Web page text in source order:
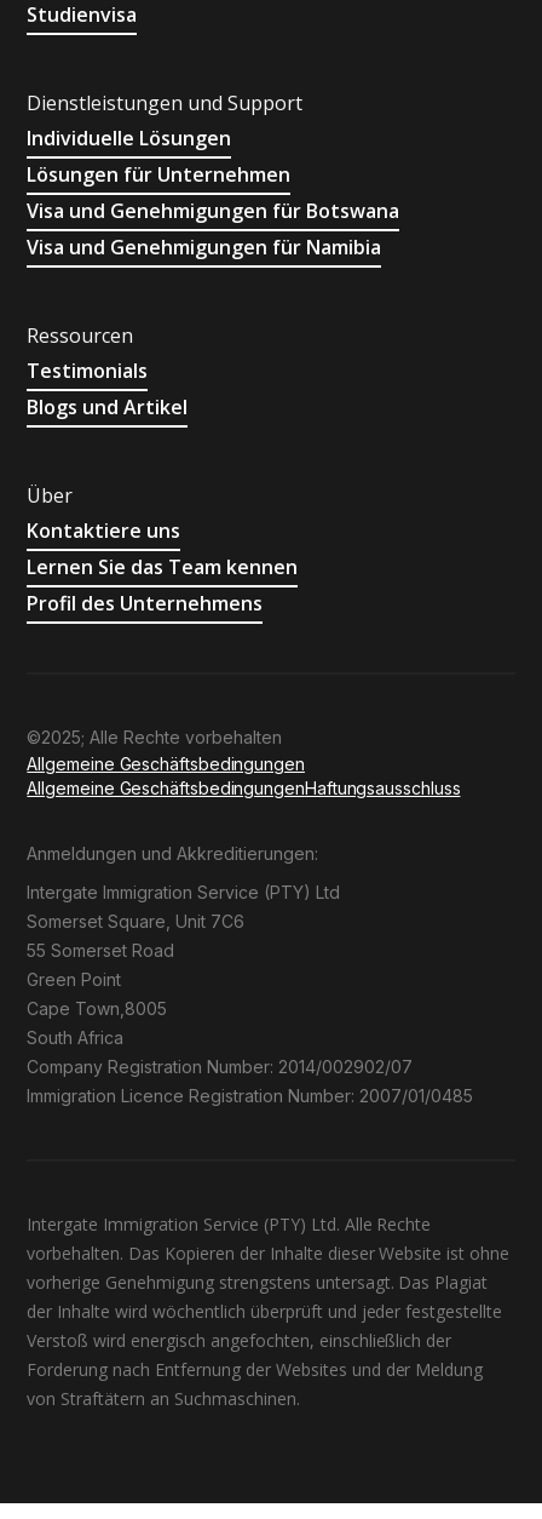
Studienvisa
Dienstleistungen und Support
Individuelle Lösungen
Lösungen für Unternehmen
Visa und Genehmigungen für Botswana
Visa und Genehmigungen für Namibia
Ressourcen
Testimonials
Blogs und Artikel
Über
Kontaktiere uns
Lernen Sie das Team kennen
Profil des Unternehmens
©2025; Alle Rechte vorbehalten
Allgemeine Geschäftsbedingungen
Allgemeine GeschäftsbedingungenHaftungsausschluss
Anmeldungen und Akkreditierungen:
Intergate Immigration Service (PTY) Ltd
Somerset Square, Unit 7C6
55 Somerset Road
Green Point
Cape Town,8005
South Africa
Company Registration Number: 2014/002902/07
Immigration Licence Registration Number: 2007/01/0485
Intergate Immigration Service (PTY) Ltd. Alle Rechte
vorbehalten. Das Kopieren der Inhalte dieser Website ist ohne
vorherige Genehmigung strengstens untersagt. Das Plagiat
der Inhalte wird wöchentlich überprüft und jeder festgestellte
Verstoß wird energisch angefochten, einschließlich der
Forderung nach Entfernung der Websites und der Meldung
von Straftätern an Suchmaschinen.